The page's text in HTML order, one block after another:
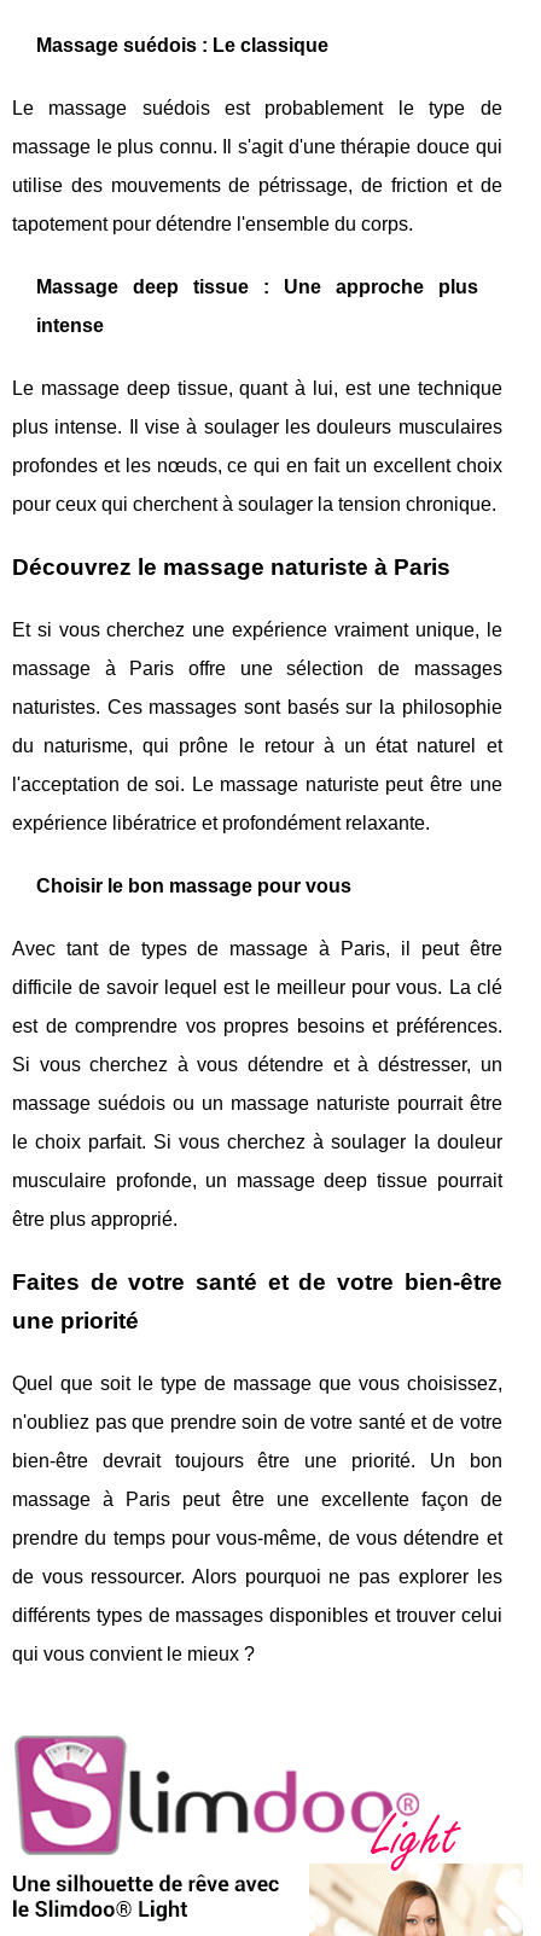
Massage suédois : Le classique
Le massage suédois est probablement le type de
massage le plus connu. Il s'agit d'une thérapie douce qui
utilise des mouvements de pétrissage, de friction et de
tapotement pour détendre l'ensemble du corps.
Massage deep tissue : Une approche plus
intense
Le massage deep tissue, quant à lui, est une technique
plus intense. Il vise à soulager les douleurs musculaires
profondes et les nœuds, ce qui en fait un excellent choix
pour ceux qui cherchent à soulager la tension chronique.
Découvrez le massage naturiste à Paris
Et si vous cherchez une expérience vraiment unique, le
massage à Paris offre une sélection de massages
naturistes. Ces massages sont basés sur la philosophie
du naturisme, qui prône le retour à un état naturel et
l'acceptation de soi. Le massage naturiste peut être une
expérience libératrice et profondément relaxante.
Choisir le bon massage pour vous
Avec tant de types de massage à Paris, il peut être
difficile de savoir lequel est le meilleur pour vous. La clé
est de comprendre vos propres besoins et préférences.
Si vous cherchez à vous détendre et à déstresser, un
massage suédois ou un massage naturiste pourrait être
le choix parfait. Si vous cherchez à soulager la douleur
musculaire profonde, un massage deep tissue pourrait
être plus approprié.
Faites de votre santé et de votre bien-être
une priorité
Quel que soit le type de massage que vous choisissez,
n'oubliez pas que prendre soin de votre santé et de votre
bien-être devrait toujours être une priorité. Un bon
massage à Paris peut être une excellente façon de
prendre du temps pour vous-même, de vous détendre et
de vous ressourcer. Alors pourquoi ne pas explorer les
différents types de massages disponibles et trouver celui
qui vous convient le mieux ?